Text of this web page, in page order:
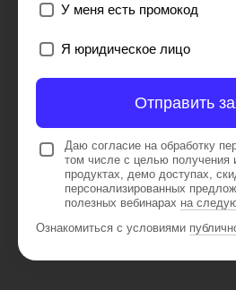
У меня есть промокод
Я юридическое лицо
Отправить
Даю согласие на обработку
том числе с целью получения
продуктах, демо доступах,
персонализированных
полезных вебинарах на
Ознакомиться с условиями